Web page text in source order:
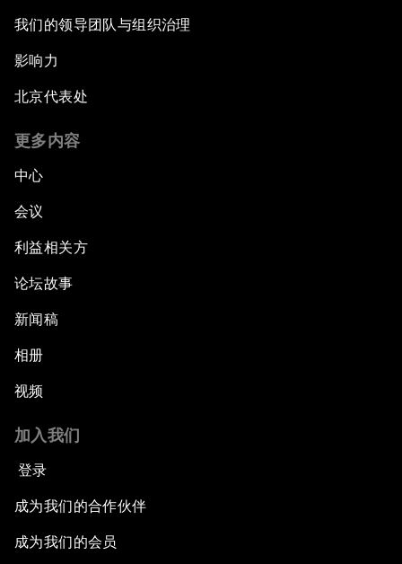
我们的领导团队与组织治理
影响力
北京代表处
更多内容
中心
会议
利益相关方
论坛故事
新闻稿
相册
视频
加入我们
登录
成为我们的合作伙伴
成为我们的会员